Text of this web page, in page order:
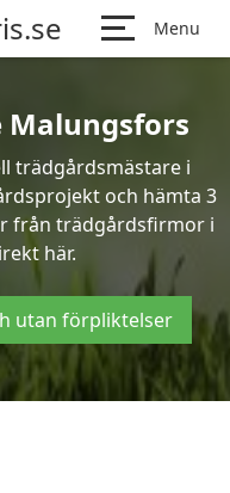
Menu
Malungsfors
trädgårdsmästare i
och hämta 3
från trädgårdsfirmor i
här.
utan förpliktelser